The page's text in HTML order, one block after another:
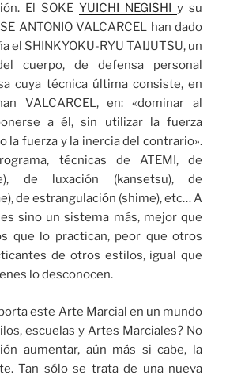
El SOKE YUICHI NEGISHI y su
ANTONIO VALCARCEL han dado
el SHINKYOKU-RYU TAIJUTSU, un
cuerpo, de defensa personal
cuya técnica última consiste, en
VALCARCEL, en: «dominar al
a él, sin utilizar la fuerza
la fuerza y la inercia del contrario».
técnicas de ATEMI, de
de luxación (kansetsu), de
de estrangulación (shime), etc… A
sino un sistema más, mejor que
que lo practican, peor que otros
de otros estilos, igual que
lo desconocen.
este Arte Marcial en un mundo
escuelas y Artes Marciales? No
aumentar, aún más si cabe, la
Tan sólo se trata de una nueva